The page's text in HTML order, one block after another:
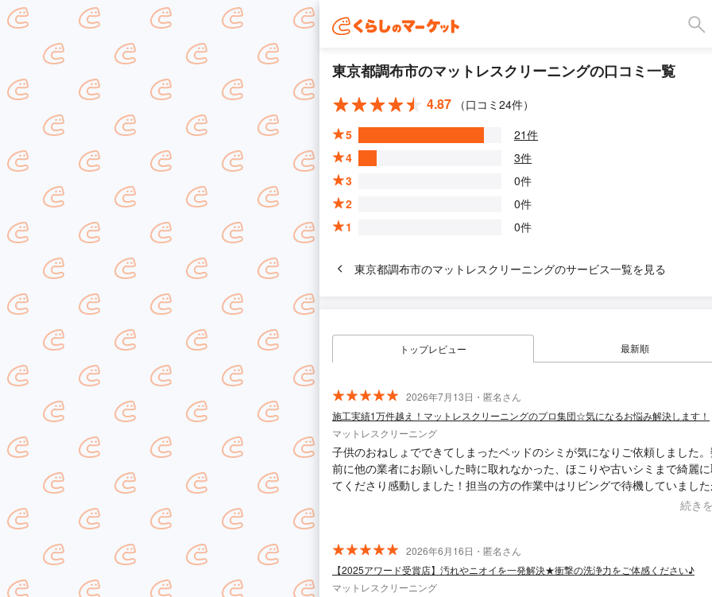
東京都調布市のマットレスクリーニングの口コミ一覧
4.87
（口コミ24件）
5
21件
4
3件
3
0件
2
0件
1
0件
東京都調布市のマットレスクリーニングのサービス一覧を見る
トップレビュー 最新順
2026年7月13日・匿名さん
施工実績1万件越え！マットレスクリーニングのプロ集団☆気になるお悩み解決します！
マットレスクリーニング
子供のおねしょでできてしまったベッドのシミが気になりご依頼しました
前に他の業者にお願いした時に取れなかった、ほこりや古いシミまで綺麗
てくださり感動しました！担当の方の作業中はリビングで待機していまし
作業後にクリーニング中の動画で解説してくださり、とても丁寧な対応で
続き
2026年6月16日・匿名さん
【2025アワード受賞店】汚れやニオイを一発解決★衝撃の洗浄力をご体感ください♪
マットレスクリーニング